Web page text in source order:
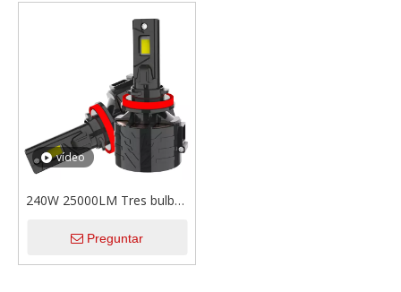
vídeo
240W 25000LM Tres bulbas
aleación de zinc de cobre
para automóvil
Preguntar